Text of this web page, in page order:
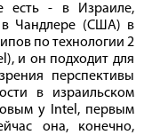
есть - в Израиле,
в Чандлере (США) в
по технологии 2
и он подходит для
перспективы
в израильском
у Intel, первым
она, конечно,